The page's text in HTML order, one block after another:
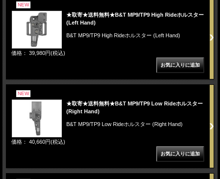
NEW
★取寄★送料無料★B&T MP9/TP9 High Rideホルスター
(Left Hand)
B&T MP9/TP9 High Rideホルスター (Left Hand)
価格： 39,980円(税込)
NEW
★取寄★送料無料★B&T MP9/TP9 Low Rideホルスター
(Right Hand)
B&T MP9/TP9 Low Rideホルスター (Right Hand)
価格： 40,660円(税込)